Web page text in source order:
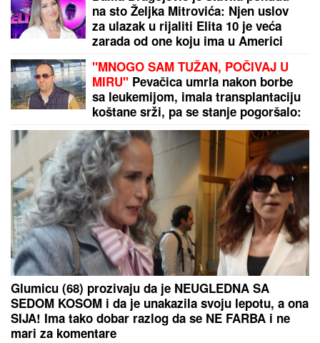
na sto Željka Mitrovića: Njen uslov
za ulazak u rijaliti Elita 10 je veća
zarada od one koju ima u Americi
"MNOGO SAM TUŽAN, POČIVAJ U
MIRU" Pevačica umrla nakon borbe
sa leukemijom, imala transplantaciju
koštane srži, pa se stanje pogoršalo:
Emir Habibović se oprostio
Glumicu (68) prozivaju da je NEUGLEDNA SA
SEDOM KOSOM i da je unakazila svoju lepotu, a ona
SIJA! Ima tako dobar razlog da se NE FARBA i ne
mari za komentare